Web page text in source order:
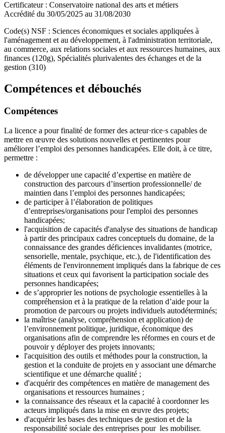
Certificateur : Conservatoire national des arts et métiers
Accrédité du 30/05/2025 au 31/08/2030
Code(s) NSF : Sciences économiques et sociales appliquées à
l'aménagement et au développement, à l'administration territoriale,
au commerce, aux relations sociales et aux ressources humaines, aux
finances (120g), Spécialités plurivalentes des échanges et de la
gestion (310)
Compétences et débouchés
Compétences
La licence a pour finalité de former des acteur·rice·s capables de
mettre en œuvre des solutions nouvelles et pertinentes pour
améliorer l’emploi des personnes handicapées. Elle doit, à ce titre,
permettre :
de développer une capacité d’expertise en matière de
construction des parcours d’insertion professionnelle/ de
maintien dans l’emploi des personnes handicapées;
de participer à l’élaboration de politiques
d’entreprises/organisations pour l'emploi des personnes
handicapées;
l'acquisition de capacités d'analyse des situations de handicap
à partir des principaux cadres conceptuels du domaine, de la
connaissance des grandes déficiences invalidantes (motrice,
sensorielle, mentale, psychique, etc.), de l'identification des
éléments de l'environnement impliqués dans la fabrique de ces
situations et ceux qui favorisent la participation sociale des
personnes handicapées;
de s’approprier les notions de psychologie essentielles à la
compréhension et à la pratique de la relation d’aide pour la
promotion de parcours ou projets individuels autodéterminés;
la maîtrise (analyse, compréhension et application) de
l’environnement politique, juridique, économique des
organisations afin de comprendre les réformes en cours et de
pouvoir y déployer des projets innovants;
l'acquisition des outils et méthodes pour la construction, la
gestion et la conduite de projets en y associant une démarche
scientifique et une démarche qualité ;
d'acquérir des compétences en matière de management des
organisations et ressources humaines ;
la connaissance des réseaux et la capacité à coordonner les
acteurs impliqués dans la mise en œuvre des projets;
d'acquérir les bases des techniques de gestion et de la
responsabilité sociale des entreprises pour les mobiliser.